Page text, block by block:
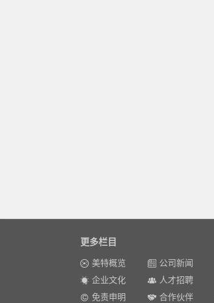
更多栏目
美特概览 公司新闻
企业文化
人才招聘
免责申明
合作伙伴